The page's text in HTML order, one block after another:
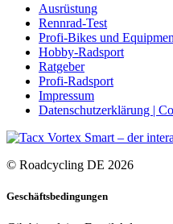
Ausrüstung
Rennrad-Test
Profi-Bikes und
Hobby-Radsport
Ratgeber
Profi-Radsport
Impressum
Datenschutzerklärung |
© Roadcycling DE 2026
Geschäftsbedingungen